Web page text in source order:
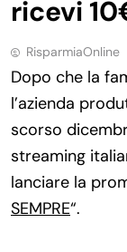
ricevi
RisparmiaOnline
Dopo che la
l’azienda
scorso
streaming
lanciare la
SEMPRE“.